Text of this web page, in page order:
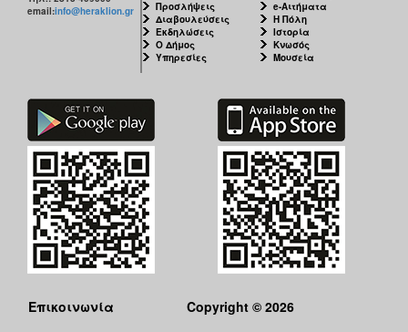
email:info@heraklion.gr
Προσλήψεις
Διαβουλεύσεις
Εκδηλώσεις
Ο Δήμος
Υπηρεσίες
e-Αιτήματα
Η Πόλη
Ιστορία
Κνωσός
Μουσεία
Επικοινωνία Copyright © 2026